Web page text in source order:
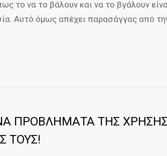
το να το βάλουν και να το βγάλουν
Αυτό όμως απέχει παρασάγγας από
ΠΡΟΒΛΗΜΑΤΑ ΤΗΣ
ΤΟΥΣ!